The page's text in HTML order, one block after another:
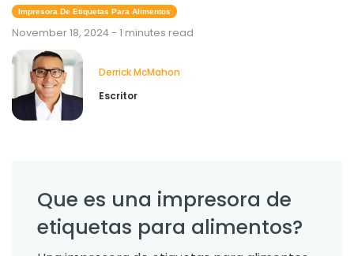
Impresora De Etiquetas Para Alimentos
November 18, 2024 - 1 minutes read
Derrick McMahon
Escritor
Que es una impresora de
etiquetas para alimentos?